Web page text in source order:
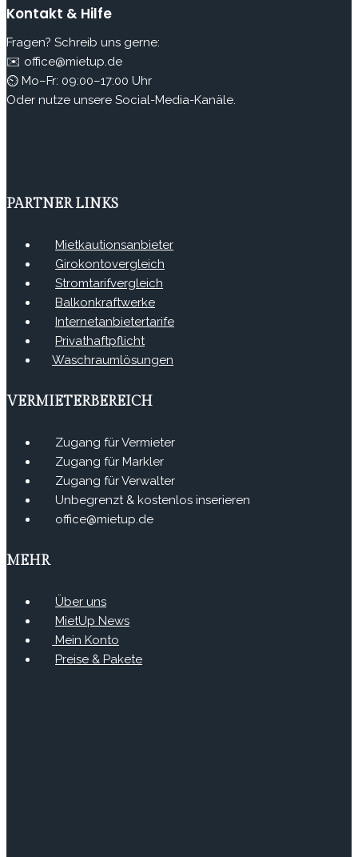
Kontakt & Hilfe
Fragen? Schreib uns gerne:
✉️ office@mietup.de
⏲ Mo–Fr: 09:00–17:00 Uhr
Oder nutze unsere Social-Media-Kanäle.
PARTNER LINKS
Mietkautionsanbieter
Girokontovergleich
Stromtarifvergleich
Balkonkraftwerke
Internetanbietertarife
Privathaftpflicht
Waschraumlösungen
VERMIETERBEREICH
Zugang für Vermieter
Zugang für Markler
Zugang für Verwalter
Unbegrenzt & kostenlos inserieren
office@mietup.de
MEHR
Über uns
MietUp News
Mein Konto
Preise & Pakete